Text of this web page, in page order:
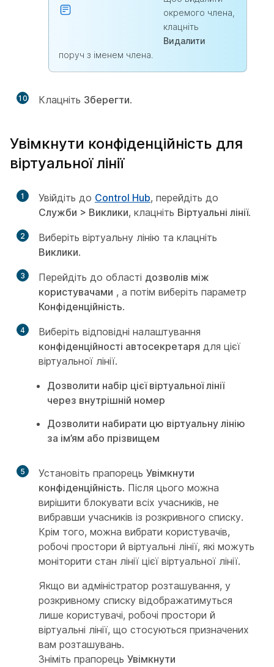
окремого члена,
клацніть
Видалити
поруч з іменем члена.
10 Клацніть Зберегти.
Увімкнути конфіденційність для
віртуальної лінії
1 Увійдіть до Control Hub, перейдіть до
Служби > Виклики, клацніть Віртуальні лінії.
2
Виберіть віртуальну лінію та клацніть
Виклики.
3 Перейдіть до області дозволів між
користувачами , а потім виберіть параметр
Конфіденційність.
4
Виберіть відповідні налаштування
конфіденційності автосекретаря для цієї
віртуальної лінії.
Дозволити набір цієї віртуальної лінії
через внутрішній номер
Дозволити набирати цю віртуальну лінію
за ім’ям або прізвищем
5 Установіть прапорець Увімкнути
конфіденційність. Після цього можна
вирішити блокувати всіх учасників, не
вибравши учасників із розкривного списку.
Крім того, можна вибрати користувачів,
робочі простори й віртуальні лінії, які можуть
моніторити стан лінії цієї віртуальної лінії.
Якщо ви адміністратор розташування, у
розкривному списку відображатимуться
лише користувачі, робочі простори й
віртуальні лінії, що стосуються призначених
вам розташувань.
Зніміть прапорець Увімкнути